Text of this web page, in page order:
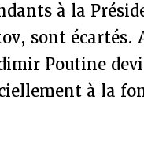
à la
sont écartés.
Poutine
à la